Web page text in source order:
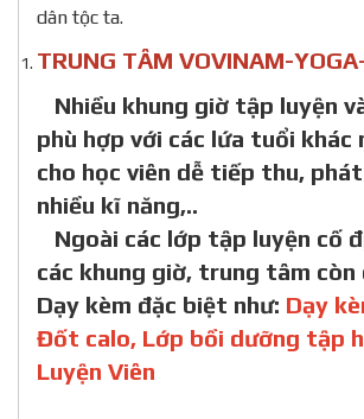
dân tộc ta.
TRUNG TÂM VOVINAM-
Nhiều khung giờ tập luyện
phù hợp với các lứa tuổi khác
cho học viên dễ tiếp thu,
nhiều kĩ năng,..
Ngoài các lớp tập luyện cố
các khung giờ, trung tâm còn
Dạy kèm đặc biệt như: Dạy
Đốt calo, Lớp bồi dưỡng tập
Luyện Viên